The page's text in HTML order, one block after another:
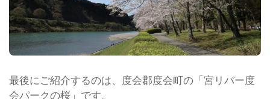
最後にご紹介するのは、度会郡度会町の「宮リバー度
会パークの桜」です。